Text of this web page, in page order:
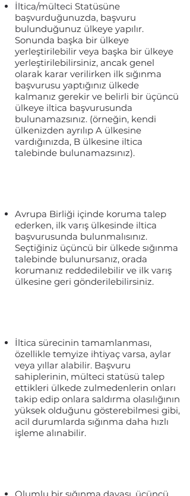
İltica/mülteci Statüsüne
başvurduğunuzda, başvuru
bulunduğunuz ülkeye yapılır.
Sonunda başka bir ülkeye
yerleştirilebilir veya başka bir ülkeye
yerleştirilebilirsiniz, ancak genel
olarak karar verilirken ilk sığınma
başvurusu yaptığınız ülkede
kalmanız gerekir ve belirli bir üçüncü
ülkeye iltica başvurusunda
bulunamazsınız. (örneğin, kendi
ülkenizden ayrılıp A ülkesine
vardığınızda, B ülkesine iltica
talebinde bulunamazsınız).
Avrupa Birliği içinde koruma talep
ederken, ilk varış ülkesinde iltica
başvurusunda bulunmalısınız.
Seçtiğiniz üçüncü bir ülkede sığınma
talebinde bulunursanız, orada
korumanız reddedilebilir ve ilk varış
ülkesine geri gönderilebilirsiniz.
İltica sürecinin tamamlanması,
özellikle temyize ihtiyaç varsa, aylar
veya yıllar alabilir. Başvuru
sahiplerinin, mülteci statüsü talep
ettikleri ülkede zulmedenlerin onları
takip edip onlara saldırma olasılığının
yüksek olduğunu gösterebilmesi gibi,
acil durumlarda sığınma daha hızlı
işleme alınabilir.